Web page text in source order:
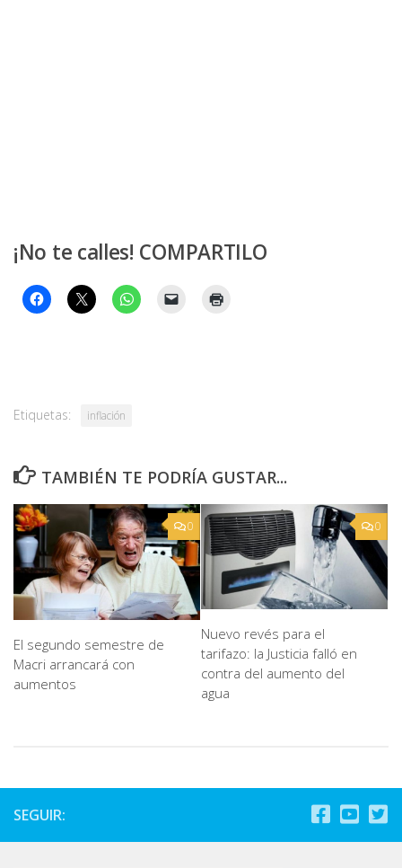
¡No te calles! COMPARTILO
Etiquetas: inflación
TAMBIÉN TE PODRÍA GUSTAR...
0
El segundo semestre de
Macri arrancará con
aumentos
0
Nuevo revés para el
tarifazo: la Justicia falló en
contra del aumento del
agua
SEGUIR: